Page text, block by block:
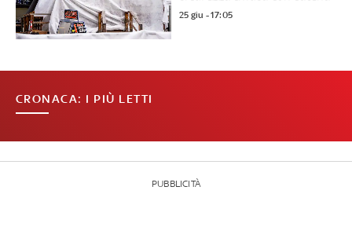
25 giu - 17:05
CRONACA: I PIÙ LETTI
PUBBLICITÀ